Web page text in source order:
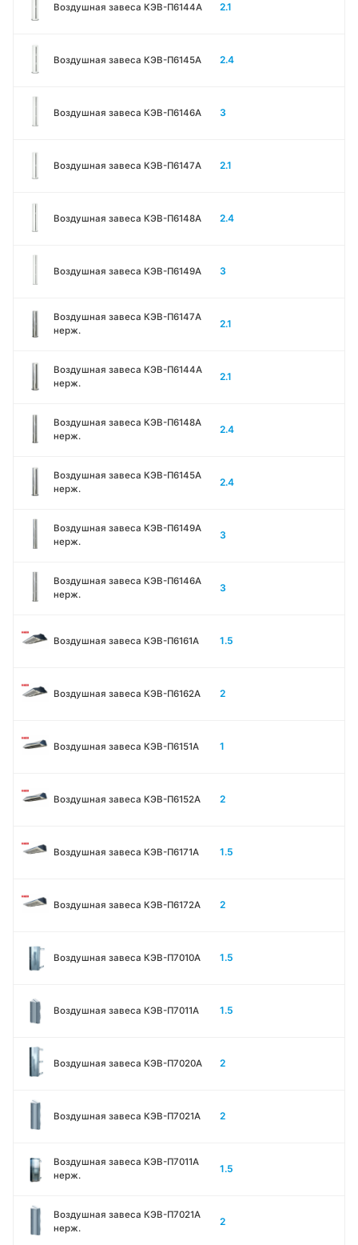
Воздушная завеса КЭВ-П6144A 2.1
Воздушная завеса КЭВ-П6145A 2.4
Воздушная завеса КЭВ-П6146A 3
Воздушная завеса КЭВ-П6147A 2.1
Воздушная завеса КЭВ-П6148A 2.4
Воздушная завеса КЭВ-П6149A 3
Воздушная завеса КЭВ-П6147A
нерж.
2.1
Воздушная завеса КЭВ-П6144A
нерж.
2.1
Воздушная завеса КЭВ-П6148A
нерж.
2.4
Воздушная завеса КЭВ-П6145A
нерж.
2.4
Воздушная завеса КЭВ-П6149A
нерж.
3
Воздушная завеса КЭВ-П6146A
нерж.
3
Воздушная завеса КЭВ-П6161А 1.5
Воздушная завеса КЭВ-П6162А 2
Воздушная завеса КЭВ-П6151А 1
Воздушная завеса КЭВ-П6152А 2
Воздушная завеса КЭВ-П6171А 1.5
Воздушная завеса КЭВ-П6172А 2
Воздушная завеса КЭВ-П7010A 1.5
Воздушная завеса КЭВ-П7011A 1.5
Воздушная завеса КЭВ-П7020A 2
Воздушная завеса КЭВ-П7021A 2
Воздушная завеса КЭВ-П7011A
нерж.
1.5
Воздушная завеса КЭВ-П7021A
нерж.
2